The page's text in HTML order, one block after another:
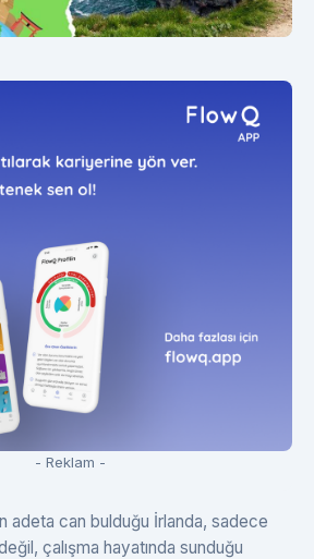
- Reklam -
adeta can bulduğu İrlanda, sadece
çalışma hayatında sunduğu